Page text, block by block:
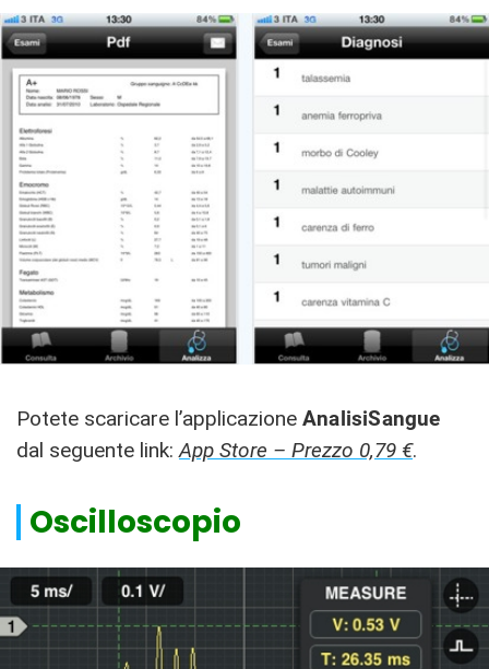
Potete scaricare l’applicazione AnalisiSangue
dal seguente link:App Store – Prezzo 0,79 €.
Oscilloscopio